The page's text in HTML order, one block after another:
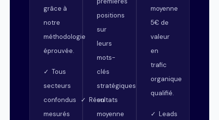
grâce à
notre
méthodologie
éprouvée.
✓ Tous
secteurs
confondus ✓ Résultats
mesurés
positions
sur
leurs
mots-
clés
stratégiques
en
moyenne
moyenne
5€ de
valeur
en
trafic
organique
qualifié.
✓ Leads